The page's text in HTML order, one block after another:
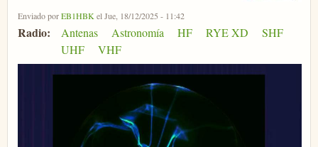
Enviado porEB1HBK el Jue, 18/12/2025 - 11:42
Radio: Antenas Astronomía HF RYE XD
SHF
UHF
VHF